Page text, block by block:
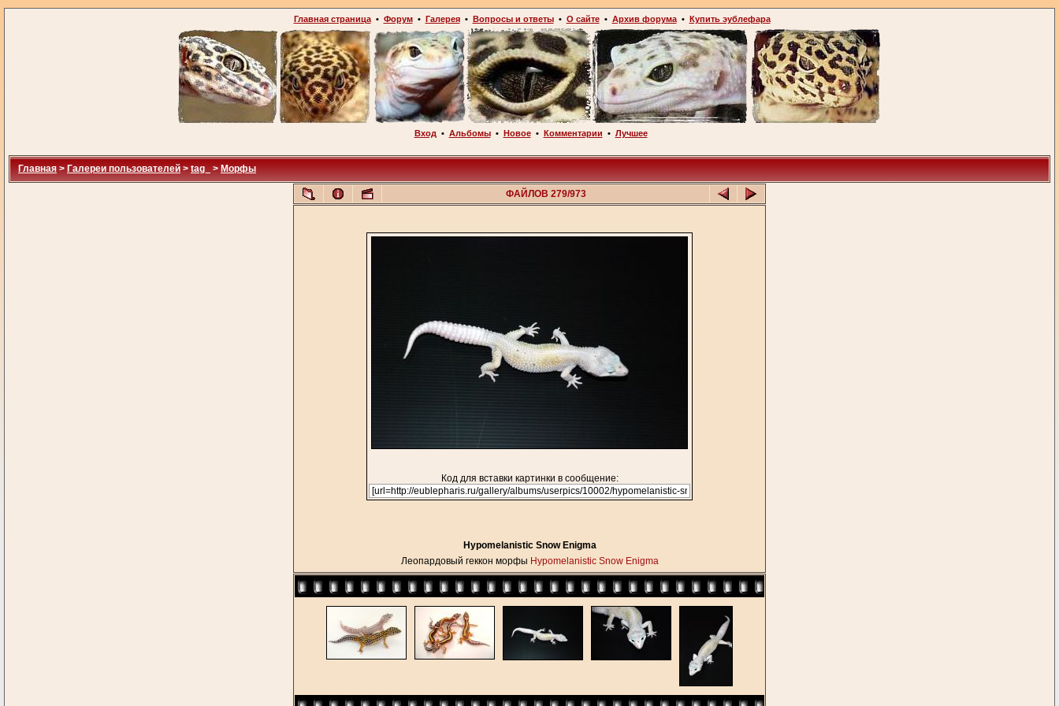
Главная страница• Форум• Галерея• Вопросы и ответы• О сайте• Архив форума• Купить эублефара
Вход • Альбомы• Новое• Комментарии • Лучшее
Главная > Галереи пользователей > tag_ > Морфы
ФАЙЛОВ 279/973
Код для вставки картинки в сообщение:
Hypomelanistic Snow Enigma
Леопардовый геккон морфы Hypomelanistic Snow Enigma